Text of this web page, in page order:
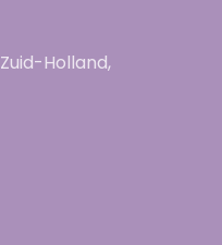
Zuid-Holland,